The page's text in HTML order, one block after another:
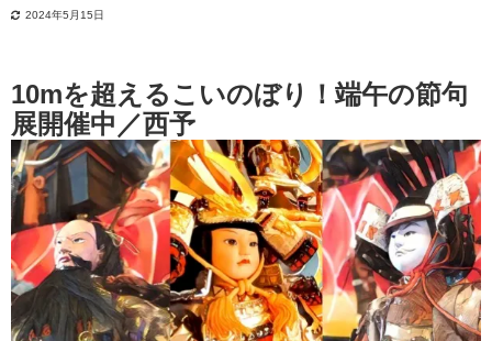
2024年5月15日
10mを超えるこいのぼり！端午の節句
展開催中／西予